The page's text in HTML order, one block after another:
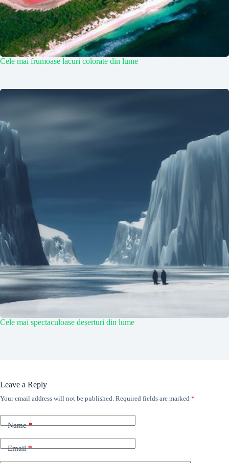
Cele mai frumoase lacuri colorate din lume
Cele mai spectaculoase deșerturi din lume
Leave a Reply
Your email address will not be published. Required fields are marked *
Name*
Email*